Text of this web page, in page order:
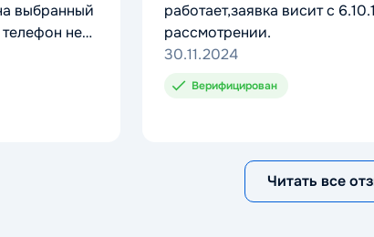
выбранный
не
работает,заявка висит с
рассмотрении.
30.11.2024
Верифицирован
Читать все